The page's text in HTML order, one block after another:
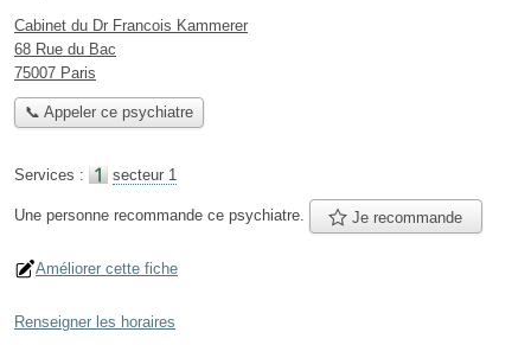
Cabinet du Dr Francois Kammerer
68 Rue du Bac
75007 Paris
📞 Appeler ce psychiatre
Services : secteur 1
Une personne recommande ce psychiatre. Je recommande
Améliorer cette fiche
Renseigner les horaires